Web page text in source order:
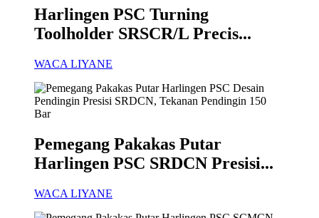
Harlingen PSC Turning
Toolholder SRSCR/L Precis...
WACA LIYANE
Pemegang Pakakas Putar
Harlingen PSC SRDCN Presisi...
WACA LIYANE